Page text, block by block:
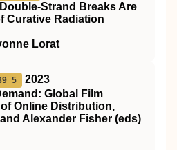
Strand Breaks Are
Curative Radiation
Lorat
2023
Global Film
Online Distribution,
Alexander Fisher (eds)